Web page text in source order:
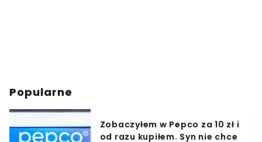
Popularne
Zobaczyłem w Pepco za 10 zł i
od razu kupiłem. Syn nie chce